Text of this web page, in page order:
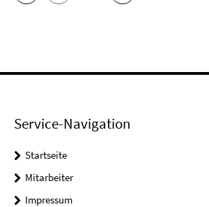
Service-Navigation
Startseite
Mitarbeiter
Impressum